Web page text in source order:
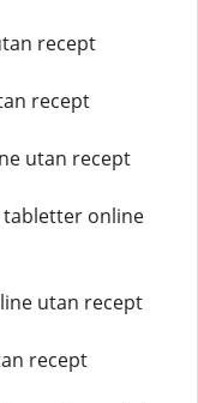
recept
recept
utan recept
tabletter online
utan recept
recept